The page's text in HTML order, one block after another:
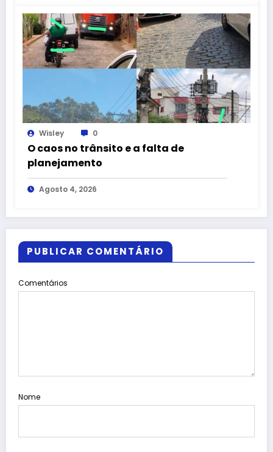
Wisley 0
O caos no trânsito e a falta de
planejamento
Agosto 4, 2026
PUBLICAR COMENTÁRIO
Comentários
Nome